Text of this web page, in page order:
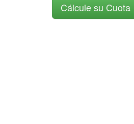
Cálcule su Cuota